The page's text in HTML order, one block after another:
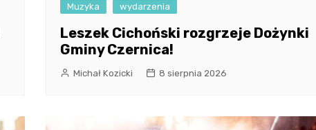
Muzyka wydarzenia
Leszek Cichoński rozgrzeje Dożynki
Gminy Czernica!
Michał Kozicki 8 sierpnia 2026